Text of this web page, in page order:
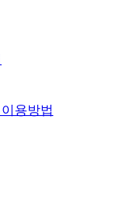
용방법